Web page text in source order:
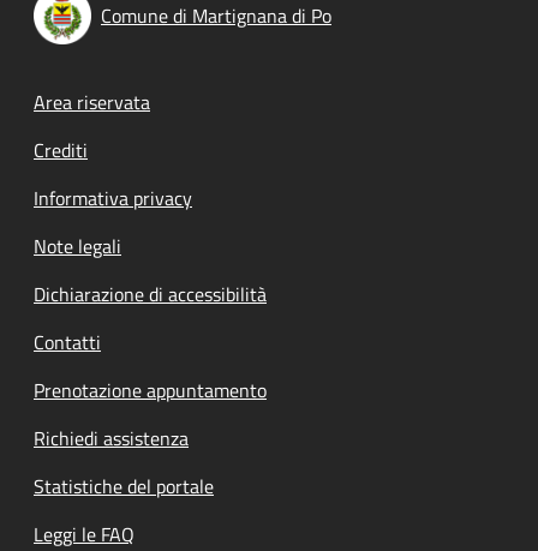
Comune di Martignana di Po
Footer menu
Area riservata
Crediti
Informativa privacy
Note legali
Dichiarazione di accessibilità
Contatti
Prenotazione appuntamento
Richiedi assistenza
Statistiche del portale
Leggi le FAQ